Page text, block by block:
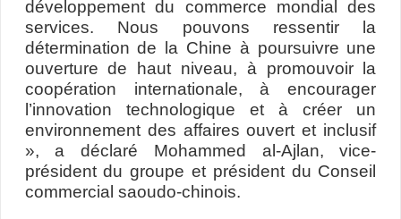
développement du commerce mondial des
services. Nous pouvons ressentir la
détermination de la Chine à poursuivre une
ouverture de haut niveau, à promouvoir la
coopération internationale, à encourager
l’innovation technologique et à créer un
environnement des affaires ouvert et inclusif
», a déclaré Mohammed al-Ajlan, vice-
président du groupe et président du Conseil
commercial saoudo-chinois.